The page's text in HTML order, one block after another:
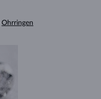
Ohrringen